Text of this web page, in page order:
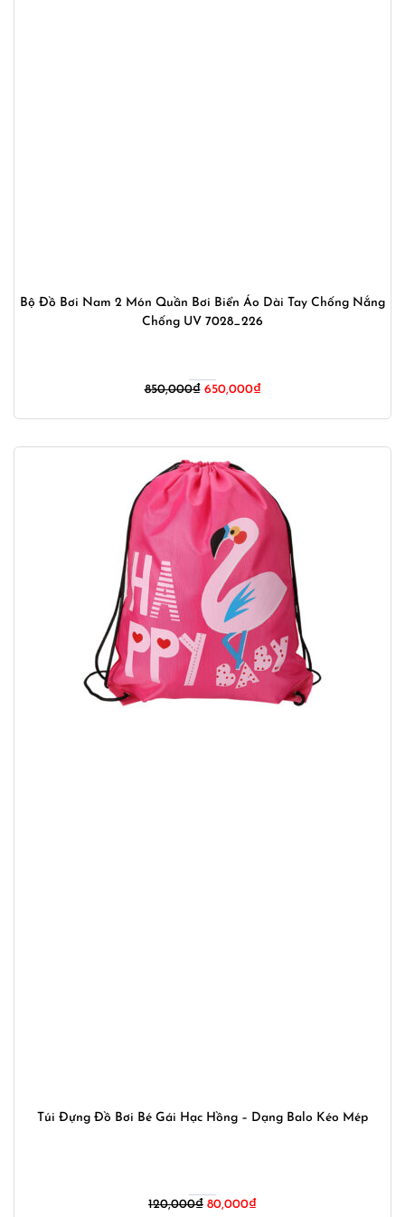
Bộ Đồ Bơi Nam 2 Món Quần Bơi Biển Áo Dài Tay Chống Nắng
Chống UV 7028_226
850,000₫ 650,000₫
Túi Đựng Đồ Bơi Bé Gái Hạc Hồng – Dạng Balo Kéo Mép
120,000₫ Giá
80,000₫Giá